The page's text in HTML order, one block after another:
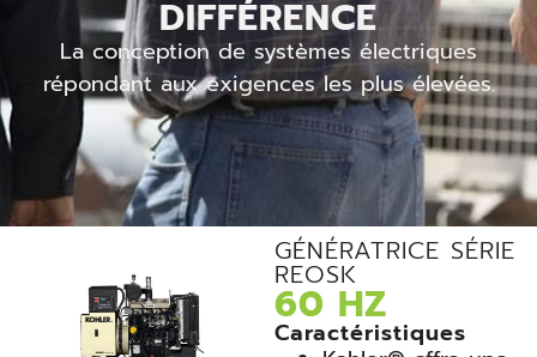
DIFFÉRENCE
La conception de systèmes électriques
répondant aux exigences les plus élevées.
GÉNÉRATRICE SÉRIE
REOSK
60 HZ
Caractéristiques